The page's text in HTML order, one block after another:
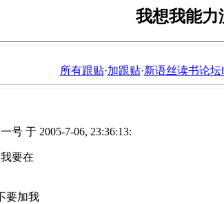
我想我能力
所有跟贴·加跟贴·新语丝读书论坛
号 于 2005-7-06, 23:36:13:
要在
要加我